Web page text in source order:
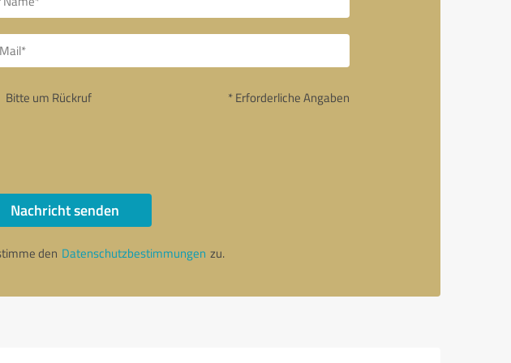
Bitte um Rückruf * Erforderliche Angaben
Nachricht senden
den Datenschutzbestimmungen zu.